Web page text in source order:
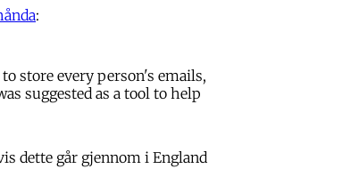
:
store every person's emails,
suggested as a tool to help
dette går gjennom i England